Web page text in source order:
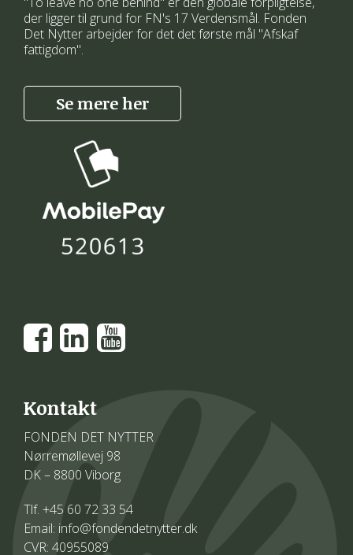
der ligger til grund for FN's 17 Verdensmål. Fonden
Det Nytter arbejder for det det første mål "Afskaf
fattigdom".
Se mere her
Kontakt
FONDEN DET NYTTER
Nørremøllevej 98
DK – 8800 Viborg
Tlf. +45 60 72 33 54
Email: info@fondendetnytter.dk
CVR: 40955089